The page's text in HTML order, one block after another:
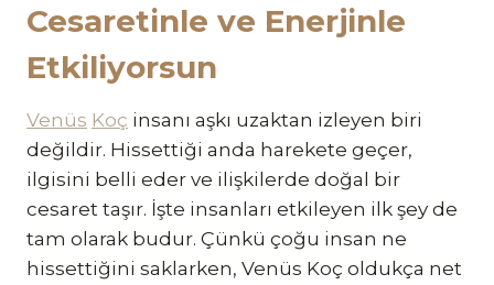
Cesaretinle ve Enerjinle
Etkiliyorsun
Venüs Koç insanı aşkı uzaktan izleyen biri
değildir. Hissettiği anda harekete geçer,
ilgisini belli eder ve ilişkilerde doğal bir
cesaret taşır. İşte insanları etkileyen ilk şey de
tam olarak budur. Çünkü çoğu insan ne
hissettiğini saklarken, Venüs Koç oldukça net